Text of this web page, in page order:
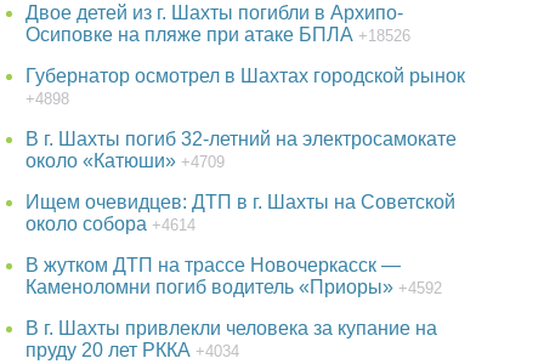
Двое детей из г. Шахты погибли в Архипо-
Осиповке на пляже при атаке БПЛА +18526
Губернатор осмотрел в Шахтах городской рынок
+4898
В г. Шахты погиб 32-летний на электросамокате
около «Катюши» +4709
Ищем очевидцев: ДТП в г. Шахты на Советской
около собора +4614
В жутком ДТП на трассе Новочеркасск —
Каменоломни погиб водитель «Приоры» +4592
В г. Шахты привлекли человека за купание на
пруду 20 лет РККА +4034